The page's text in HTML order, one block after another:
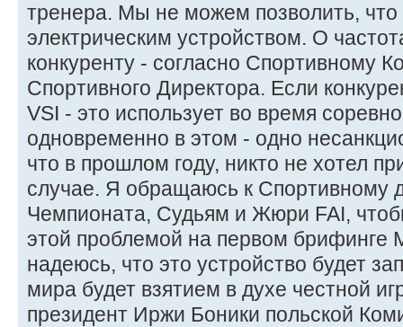
тренера. Мы не можем позволить,
электрическим устройством. О
конкуренту - согласно Спортивному
Спортивного Директора. Если
VSI - это использует во время
одновременно в этом - одно
что в прошлом году, никто не хотел
случае. Я обращаюсь к Спортивному
Чемпионата, Судьям и Жюри FAI,
этой проблемой на первом
надеюсь, что это устройство будет
мира будет взятием в духе честной
президент Иржи Боники польской